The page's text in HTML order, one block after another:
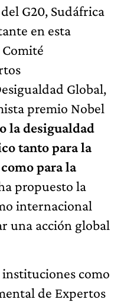
G20, Sudáfrica
en esta
Global,
premio Nobel
la desigualdad
tanto para la
para la
propuesto la
internacional
una acción global
como
de Expertos